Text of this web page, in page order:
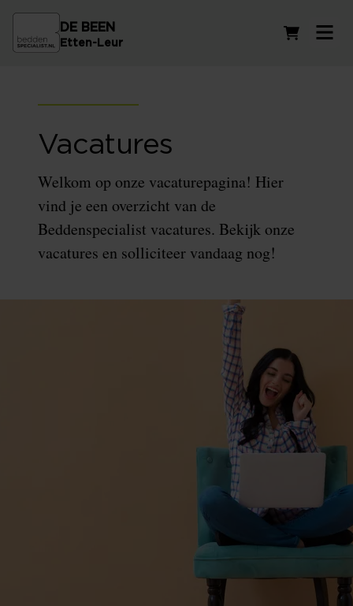
DE BEEN
Etten-Leur
Vacatures
Welkom op onze vacaturepagina! Hier
vind je een overzicht van de
Beddenspecialist vacatures. Bekijk onze
vacatures en solliciteer vandaag nog!